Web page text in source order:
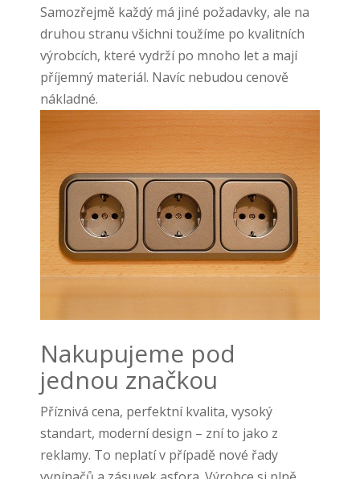
Samozřejmě každý má jiné požadavky, ale na
druhou stranu všichni toužíme po kvalitních
výrobcích, které vydrží po mnoho let a mají
příjemný materiál. Navíc nebudou cenově
nákladné.
Nakupujeme pod
jednou značkou
Příznivá cena, perfektní kvalita, vysoký
standart, moderní design – zní to jako z
reklamy. To neplatí v případě nové řady